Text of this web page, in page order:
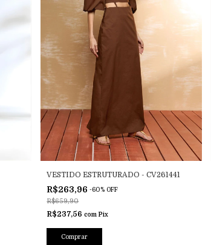
VESTIDO ESTRUTURADO - CV261441
R$263,96-60% OFF
R$659,90
R$237,56com Pix
Comprar